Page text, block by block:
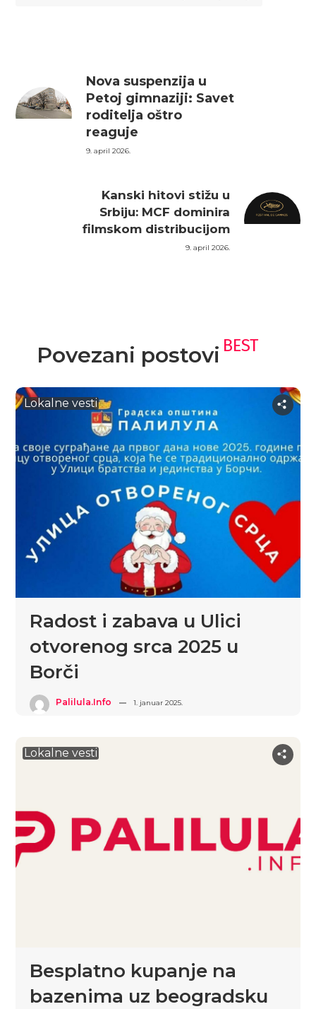
Nova suspenzija u
Petoj gimnaziji: Savet
roditelja oštro
reaguje
9. april 2026.
Kanski hitovi stižu u
Srbiju: MCF dominira
filmskom distribucijom
9. april 2026.
Povezani postovi BEST
Lokalne vesti
Radost i zabava u Ulici
otvorenog srca 2025 u
Borči
Palilula.info 1. januar 2025.
Lokalne vesti
Besplatno kupanje na
bazenima uz beogradsku